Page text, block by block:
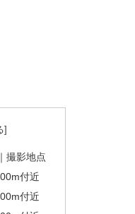
撮影地点
付近
付近